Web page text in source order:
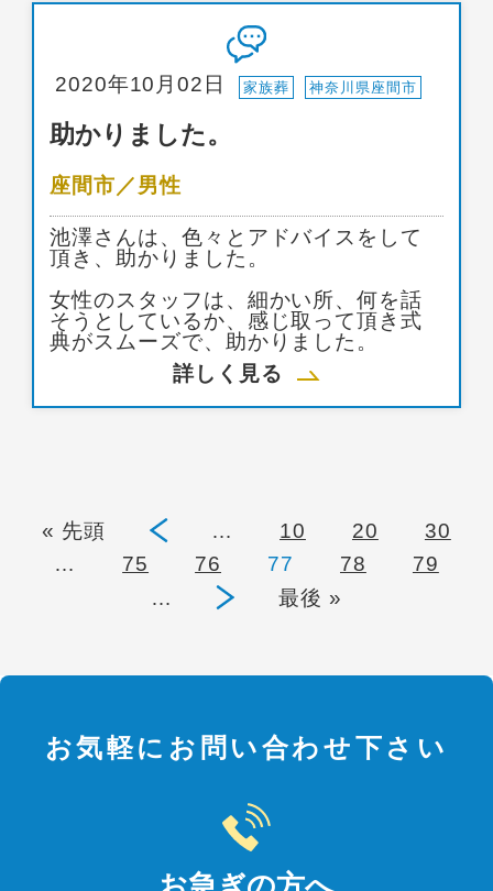
2020年10月02日 家族葬 神奈川県座間市
助かりました。
座間市／男性
池澤さんは、色々とアドバイスをして
頂き、助かりました。
女性のスタッフは、細かい所、何を話
そうとしているか、感じ取って頂き式
典がスムーズで、助かりました。
詳しく見る
« 先頭 « … 10 20
30
…
75 76 77 78
79
…
» 最後 »
お気軽にお問い合わせ下さい